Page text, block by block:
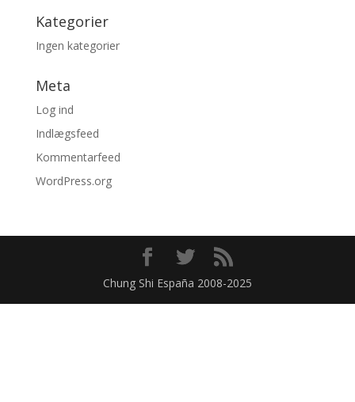
Kategorier
Ingen kategorier
Meta
Log ind
Indlægsfeed
Kommentarfeed
WordPress.org
Chung Shi España 2008-2025